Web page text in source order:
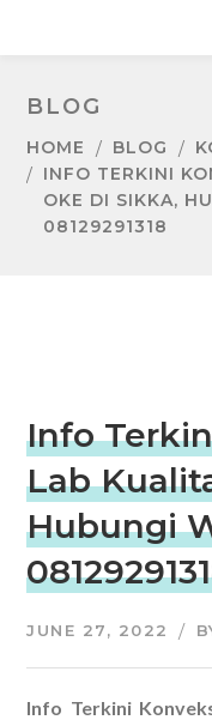
BLOG
HOME BLOG
INFO TERKINI
OKE DI SIKKA,
08129291318
Info
Lab
Hubungi
JUNE 27, 2022
Info Terkini